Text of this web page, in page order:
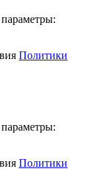
Политики
Политики